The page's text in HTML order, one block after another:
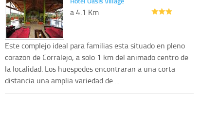
a 4.1 Km
Este complejo ideal para familias esta situado en pleno
corazon de Corralejo, a solo 1 km del animado centro de
la localidad. Los huespedes encontraran a una corta
distancia una amplia variedad de ...